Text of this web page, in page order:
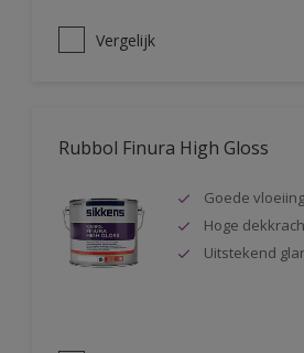
Vergelijk
Rubbol Finura High Gloss
Goede vloeiing
Hoge
Uitstekend